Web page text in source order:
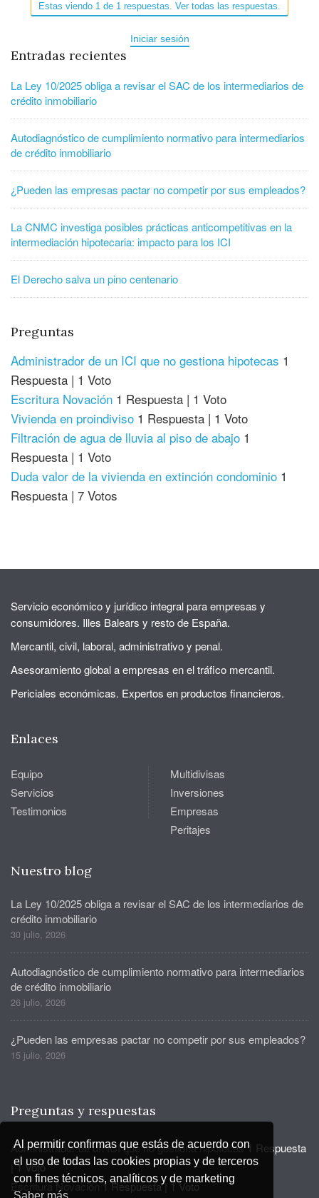
Al permitir confirmas que estás de acuerdo con
el uso de todas las cookies propias y de terceros
con fines técnicos, analíticos y de marketing
Saber más
Estas viendo 1 de 1 respuestas. Ver todas las respuestas.
Iniciar sesión
Entradas recientes
La Ley 10/2025 obliga a revisar el SAC de los intermediarios de
crédito inmobiliario
Autodiagnóstico de cumplimiento normativo para intermediarios
de crédito inmobiliario
¿Pueden las empresas pactar no competir por sus empleados?
La CNMC investiga posibles prácticas anticompetitivas en la
intermediación hipotecaria: impacto para los ICI
El Derecho salva un pino centenario
Preguntas
Administrador de un ICI que no gestiona hipotecas 1
Respuesta | 1 Voto
Escritura Novación 1 Respuesta | 1 Voto
Vivienda en proindiviso 1 Respuesta | 1 Voto
Filtración de agua de lluvia al piso de abajo 1
Respuesta | 1 Voto
Duda valor de la vivienda en extinción condominio 1
Respuesta | 7 Votos
Servicio económico y jurídico integral para empresas y
consumidores. Illes Balears y resto de España.
Mercantil, civil, laboral, administrativo y penal.
Asesoramiento global a empresas en el tráfico mercantil.
Periciales económicas. Expertos en productos financieros.
Enlaces
Equipo
Servicios
Testimonios
Multidivisas
Inversiones
Empresas
Peritajes
Nuestro blog
La Ley 10/2025 obliga a revisar el SAC de los intermediarios de
crédito inmobiliario
30 julio, 2026
Autodiagnóstico de cumplimiento normativo para intermediarios
de crédito inmobiliario
26 julio, 2026
¿Pueden las empresas pactar no competir por sus empleados?
15 julio, 2026
Preguntas y respuestas
Administrador de un ICI que no gestiona hipotecas 1 Respuesta
|1 Voto
Escritura Novación1 Respuesta| 1 Voto